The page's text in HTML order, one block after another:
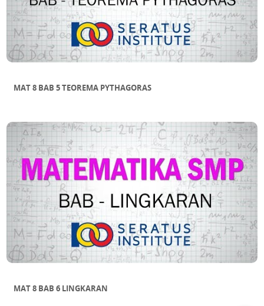
MAT 8 BAB 5 TEOREMA PYTHAGORAS
MAT 8 BAB 6 LINGKARAN